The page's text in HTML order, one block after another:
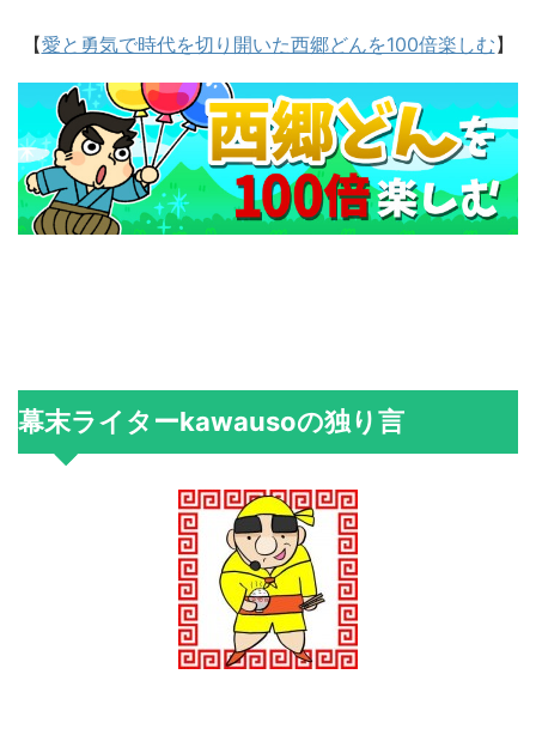
【愛と勇気で時代を切り開いた西郷どんを100倍楽しむ】
幕末ライターkawausoの独り言